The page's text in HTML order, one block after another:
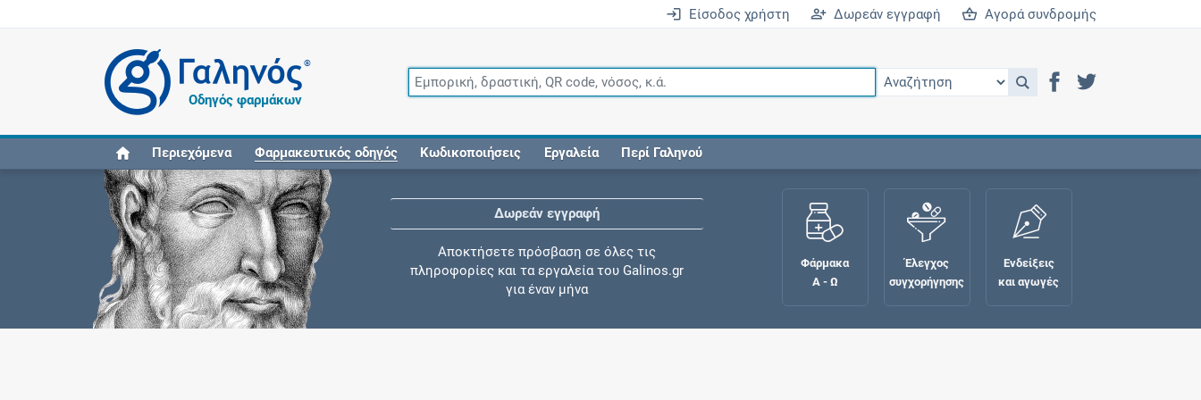
Είσοδος χρήστη Δωρεάν εγγραφή Αγορά συνδρομής
®
Οδηγός φαρμάκων
Περιεχόμενα Φαρμακευτικός οδηγός Κωδικοποιήσεις Εργαλεία Περί Γαληνού
Δωρεάν εγγραφή
Αποκτήσετε πρόσβαση σε όλες τις
πληροφορίες και τα εργαλεία του Galinos.gr
για έναν μήνα
Φάρμακα
Α - Ω
Έλεγχος
συγχορήγησης
Ενδείξεις
και αγωγές